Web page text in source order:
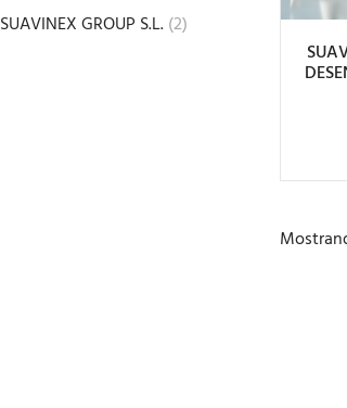
SUAVINEX GROUP S.L.(2)